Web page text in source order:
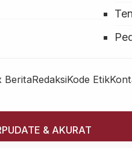
BeritaRedaksiKode Etik
& AKURAT